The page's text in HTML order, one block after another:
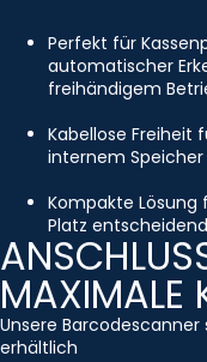
Perfekt für
automatischer
freihändigem
Kabellose Freiheit
internem
Kompakte Lösung
Platz
MAXIMALE
Unsere
erhältlich